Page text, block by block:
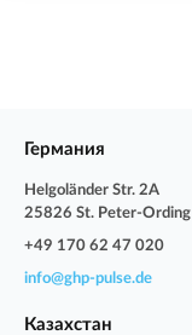
Германия
Helgoländer Str. 2A
25826 St. Peter-Ording
+49 170 62 47 020
info@ghp-pulse.de
Казахстан